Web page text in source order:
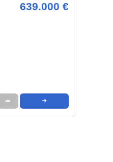
639.000 €
➦ ➜